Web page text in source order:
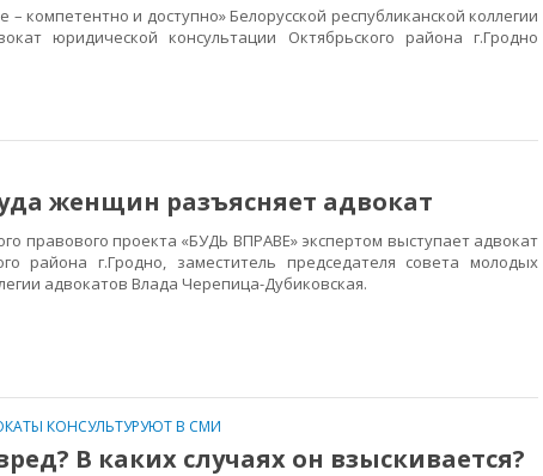
компетентно и доступно» Белорусской республиканской коллегии
юридической консультации Октябрьского района г.Гродно
женщин разъясняет адвокат
правового проекта «БУДЬ ВПРАВЕ» экспертом выступает адвокат
района г.Гродно, заместитель председателя совета молодых
адвокатов Влада Черепица-Дубиковская.
КОНСУЛЬТУРУЮТ В СМИ
В каких случаях он взыскивается?